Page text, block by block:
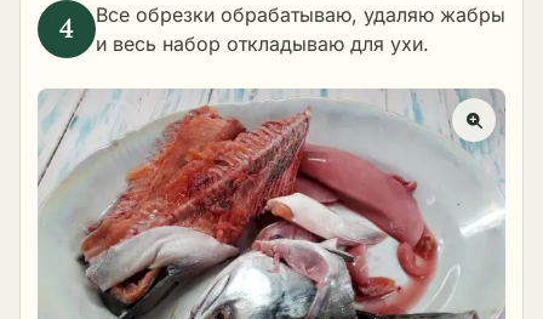
Все обрезки обрабатываю, удаляю жабры
и весь набор откладываю для ухи.